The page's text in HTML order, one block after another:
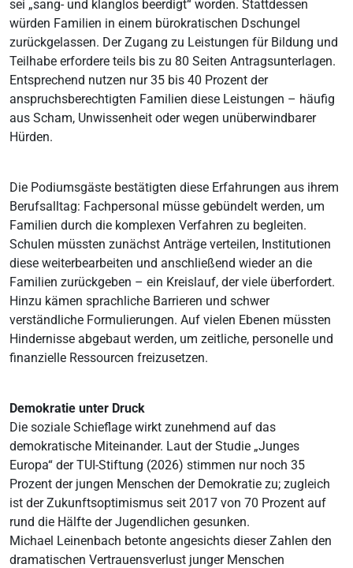
sei „sang- und klanglos beerdigt“ worden. Stattdessen
würden Familien in einem bürokratischen Dschungel
zurückgelassen. Der Zugang zu Leistungen für Bildung und
Teilhabe erfordere teils bis zu 80 Seiten Antragsunterlagen.
Entsprechend nutzen nur 35 bis 40 Prozent der
anspruchsberechtigten Familien diese Leistungen – häufig
aus Scham, Unwissenheit oder wegen unüberwindbarer
Hürden.
Die Podiumsgäste bestätigten diese Erfahrungen aus ihrem
Berufsalltag: Fachpersonal müsse gebündelt werden, um
Familien durch die komplexen Verfahren zu begleiten.
Schulen müssten zunächst Anträge verteilen, Institutionen
diese weiterbearbeiten und anschließend wieder an die
Familien zurückgeben – ein Kreislauf, der viele überfordert.
Hinzu kämen sprachliche Barrieren und schwer
verständliche Formulierungen. Auf vielen Ebenen müssten
Hindernisse abgebaut werden, um zeitliche, personelle und
finanzielle Ressourcen freizusetzen.
Demokratie unter Druck
Die soziale Schieflage wirkt zunehmend auf das
demokratische Miteinander. Laut der Studie „Junges
Europa“ der TUI-Stiftung (2026) stimmen nur noch 35
Prozent der jungen Menschen der Demokratie zu; zugleich
ist der Zukunftsoptimismus seit 2017 von 70 Prozent auf
rund die Hälfte der Jugendlichen gesunken.
Michael Leinenbach betonte angesichts dieser Zahlen den
dramatischen Vertrauensverlust junger Menschen